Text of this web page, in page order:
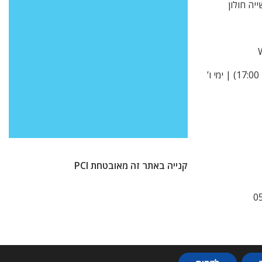
א’ -ה’ 9:00-15:00 (בקיץ עד 17:00) | ימי ו’
קנייה באתר זה מאובטחת PCI